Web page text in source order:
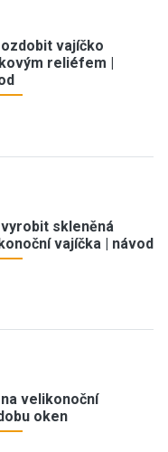
vajíčko
reliéfem |
skleněná
vajíčka | návod
velikonoční
oken